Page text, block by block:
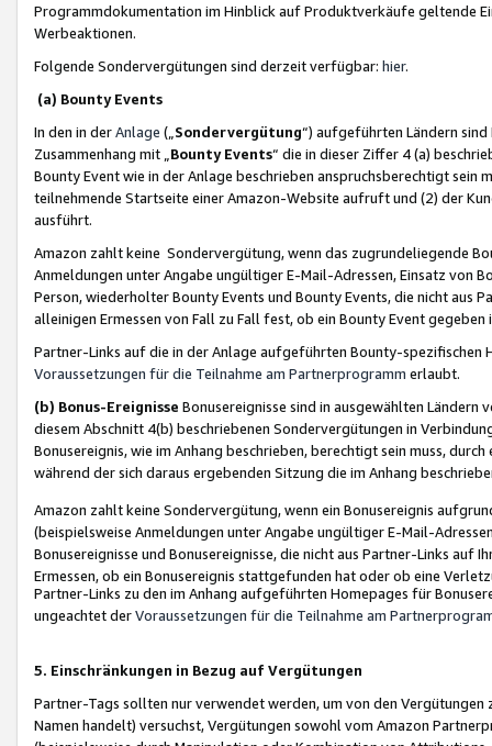
Programmdokumentation im Hinblick auf Produktverkäufe geltende
Werbeaktionen.
Folgende Sondervergütungen sind derzeit verfügbar: hier.
(a) Bounty Events
In den in derAnlage („ Sondervergütung“) aufgeführten Ländern
Zusammenhang mit „ Bounty Events“ die in dieser Ziffer 4 (a)
Bounty Event wie in der Anlage beschrieben anspruchsberechtigt sein
teilnehmende Startseite einer Amazon-Website aufruft und (2) der
ausführt.
Amazon zahlt keine Sondervergütung, wenn das zugrundeliegende
Anmeldungen unter Angabe ungültiger E-Mail-Adressen, Einsatz von
Person, wiederholter Bounty Events und Bounty Events, die nicht
alleinigen Ermessen von Fall zu Fall fest, ob ein Bounty Event
Partner-Links auf die in der Anlage aufgeführten Bounty-spezifischen
Voraussetzungen für die Teilnahme am Partnerprogramm erlaubt.
(b) Bonus-Ereignisse Bonusereignisse sind in ausgewählten Ländern
diesem Abschnitt 4(b) beschriebenen Sondervergütungen in
Bonusereignis, wie im Anhang beschrieben, berechtigt sein muss,
während der sich daraus ergebenden Sitzung die im Anhang
Amazon zahlt keine Sondervergütung, wenn ein Bonusereignis
(beispielsweise Anmeldungen unter Angabe ungültiger E-Mail-
Bonusereignisse und Bonusereignisse, die nicht aus Partner-Links auf
Ermessen, ob ein Bonusereignis stattgefunden hat oder ob eine
Partner-Links zu den im Anhang aufgeführten Homepages für
ungeachtet derVoraussetzungen für die Teilnahme am
5. Einschränkungen in Bezug auf Vergütungen
Partner-Tags sollten nur verwendet werden, um von den
Namen handelt) versuchst, Vergütungen sowohl vom Amazon